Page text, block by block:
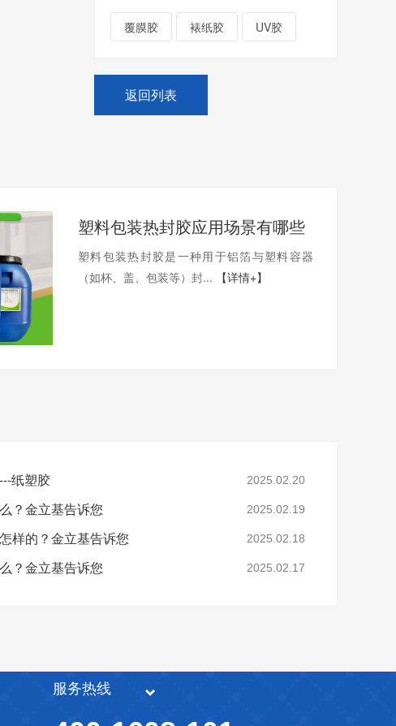
覆膜胶 裱纸胶 UV胶
返回列表
塑料包装热封胶应用场景有哪些
塑料包装热封胶是一种用于铝箔与塑料容器
（如杯、盖、包装等）封...
【详情+】
纸塑胶 2025.02.20
？金立基告诉您 2025.02.19
样的？金立基告诉您 2025.02.18
？金立基告诉您 2025.02.17
服务热线